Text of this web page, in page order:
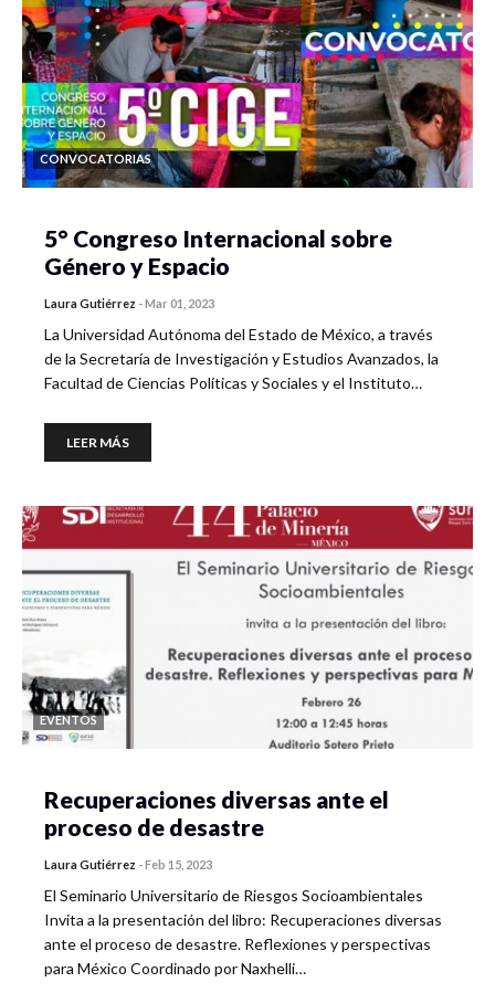
CONVOCATORIAS
5° Congreso Internacional sobre
Género y Espacio
Laura Gutiérrez -Mar 01, 2023
La Universidad Autónoma del Estado de México, a través
de la Secretaría de Investigación y Estudios Avanzados, la
Facultad de Ciencias Políticas y Sociales y el Instituto…
LEER MÁS
EVENTOS
Recuperaciones diversas ante el
proceso de desastre
Laura Gutiérrez -Feb 15, 2023
El Seminario Universitario de Riesgos Socioambientales
Invita a la presentación del libro: Recuperaciones diversas
ante el proceso de desastre. Reflexiones y perspectivas
para México Coordinado por Naxhelli…